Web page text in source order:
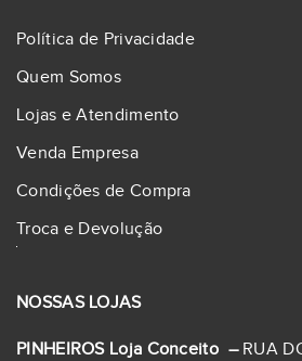
Política de Privacidade
Quem Somos
Lojas e Atendimento
Venda Empresa
Condições de Compra
Troca e Devolução
NOSSAS LOJAS
PINHEIROS Loja Conceito – RUA